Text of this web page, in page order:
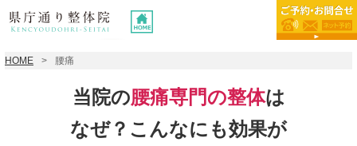
HOME 腰痛
当院の腰痛専門の整体は
なぜ？こんなにも効果が